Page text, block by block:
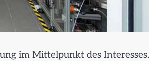
im Mittelpunkt des Interesses.